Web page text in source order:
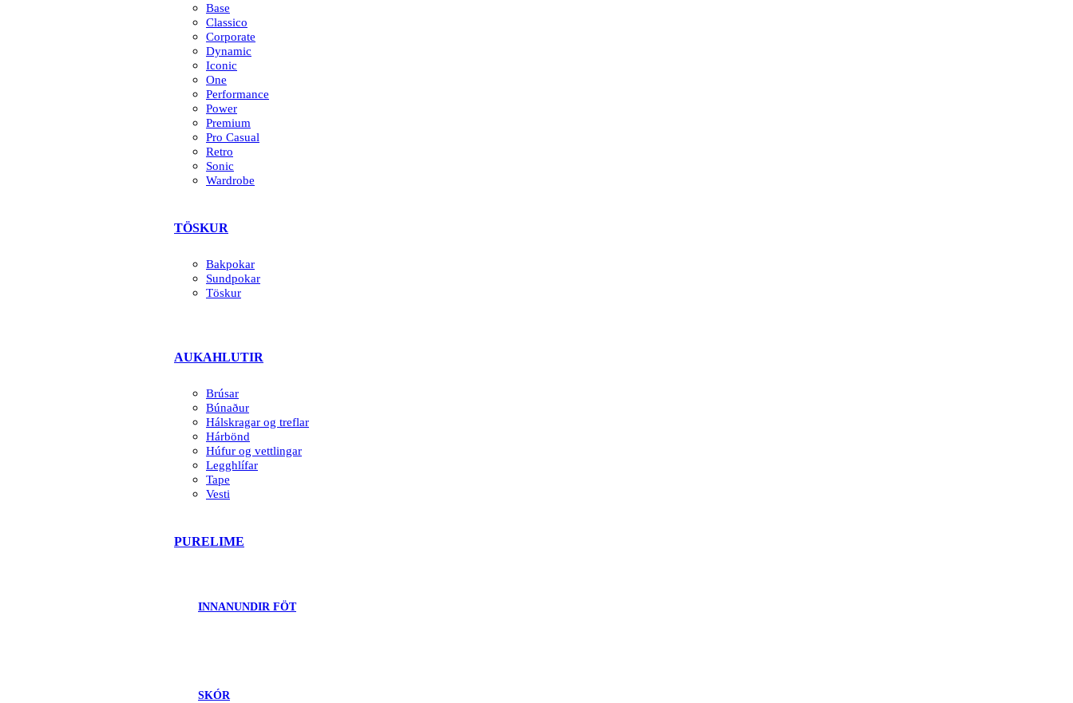
Base
Classico
Corporate
Dynamic
Iconic
One
Performance
Power
Premium
Pro Casual
Retro
Sonic
Wardrobe
TÖSKUR
Bakpokar
Sundpokar
Töskur
AUKAHLUTIR
Brúsar
Búnaður
Hálskragar og treflar
Hárbönd
Húfur og vettlingar
Legghlífar
Tape
Vesti
PURELIME
INNANUNDIR FÖT
SKÓR